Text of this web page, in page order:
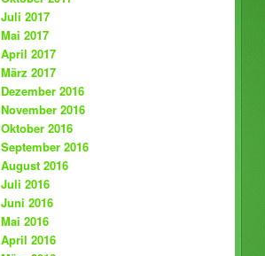
Juli 2017
Mai 2017
April 2017
März 2017
Dezember 2016
November 2016
Oktober 2016
September 2016
August 2016
Juli 2016
Juni 2016
Mai 2016
April 2016